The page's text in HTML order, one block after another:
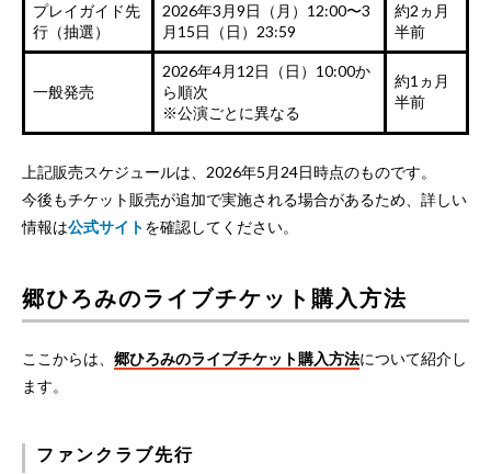
プレイガイド先
行（抽選）
2026年3月9日（月）12:00〜3
月15日（日）23:59
約2ヵ月
半前
一般発売
2026年4月12日（日）10:00か
ら順次
※公演ごとに異なる
約1ヵ月
半前
上記販売スケジュールは、2026年5月24日時点のものです。
今後もチケット販売が追加で実施される場合があるため、詳しい
情報は公式サイトを確認してください。
郷ひろみのライブチケット購入方法
ここからは、 郷ひろみのライブチケット購入方法について紹介し
ます。
ファンクラブ先行